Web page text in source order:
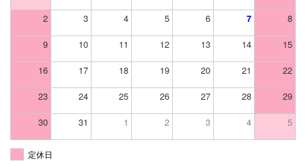
2
3 4 5 6 7
8
9
10 11 12 13 14
15
16
17 18 19 20 21
22
23
24 25 26 27 28
29
30
31 1 2 3 4 5
定休日